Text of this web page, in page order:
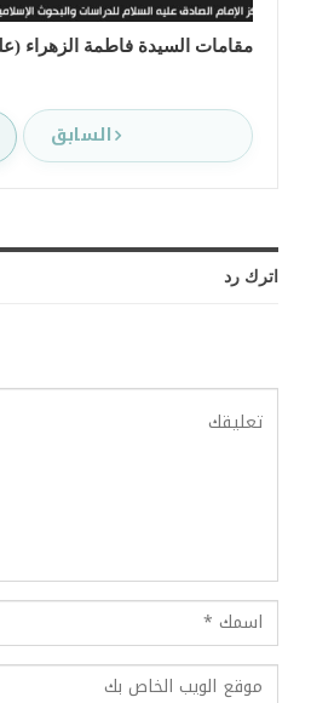
مقامات السيدة فاطمة الزهراء
السابق
اترك رد